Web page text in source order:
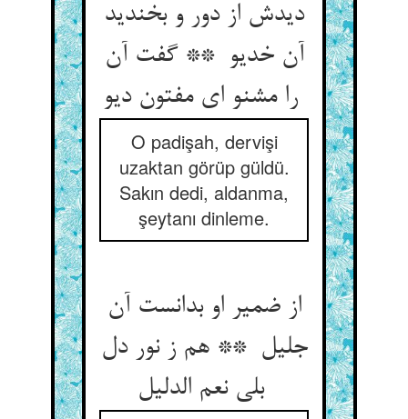
دیدش از دور و بخندید
آن خدیو ** گفت آن
O padişah, dervişi
uzaktan görüp güldü.
Sakın dedi, aldanma,
şeytanı dinleme.
از ضمیر او بدانست آن
جلیل ** هم ز نور دل
بلی نعم الدلیل